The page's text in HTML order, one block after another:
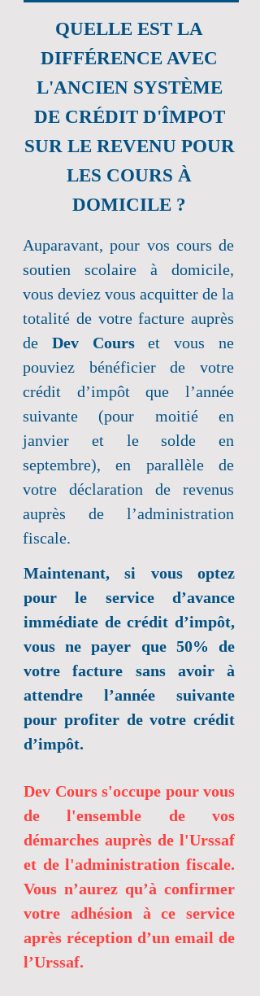
QUELLE EST LA
DIFFÉRENCE AVEC
L'ANCIEN SYSTÈME
DE CRÉDIT D'ÎMPOT
SUR LE REVENU POUR
LES COURS À
DOMICILE ?
Auparavant, pour vos cours de
soutien scolaire à domicile,
vous deviez vous acquitter de la
totalité de votre facture auprès
de Dev Courset vous ne
pouviez bénéficier de votre
crédit d’impôt que l’année
suivante (pour moitié en
janvier et le solde en
septembre), en parallèle de
votre déclaration de revenus
auprès de l’administration
fiscale.
Maintenant, si vous optez
pour le service d’avance
immédiate de crédit d’impôt,
vous ne payer que 50% de
votre facture sans avoir à
attendre l’année suivante
pour profiter de votre crédit
d’impôt.
Dev Cours s'occupe pour vous
de l'ensemble de vos
démarches auprès de l'Urssaf
et de l'administration fiscale.
Vous n’aurez qu’à confirmer
votre adhésion à ce service
après réception d’un email de
l’Urssaf.